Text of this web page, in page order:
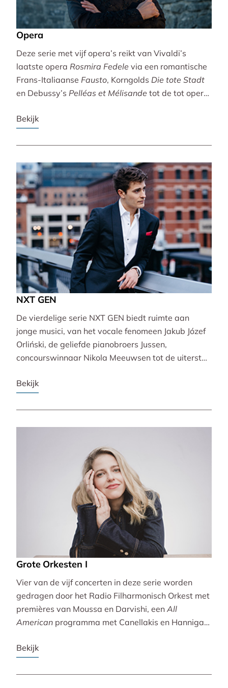
Opera
Deze serie met vijf opera’s reikt van Vivaldi’s
laatste opera Rosmira Fedele via een romantische
Frans-Italiaanse Fausto, Korngolds Die tote Stadt
en Debussy’s Pelléas et Mélisande tot de tot opera
Vivaldi wordt gebracht door de Accademia
opera’s tekenen het Radio Filharmonisch Orkest en
Bekijk
NXT GEN
De vierdelige serie NXT GEN biedt ruimte aan
jonge musici, van het vocale fenomeen Jakub Józef
Orliński, de geliefde pianobroers Jussen,
concourswinnaar Nikola Meeuwsen tot de uiterst
programma’s van barok tot wereldpremière.
Bekijk
Grote Orkesten I
Vier van de vijf concerten in deze serie worden
gedragen door het Radio Filharmonisch Orkest met
premières van Moussa en Darvishi, een All
American programma met Canellakis en Hannigan
Amerikaans slagwerk.
Bekijk